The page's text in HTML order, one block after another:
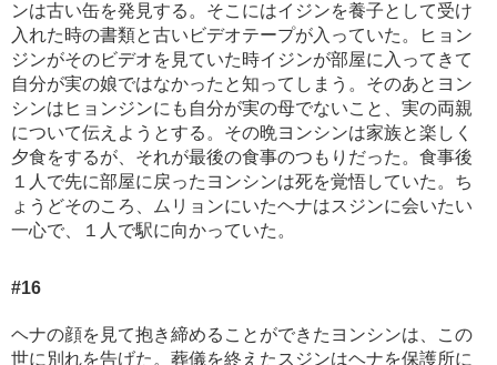
ンは古い缶を発見する。そこにはイジンを養子として受け
入れた時の書類と古いビデオテープが入っていた。ヒョン
ジンがそのビデオを見ていた時イジンが部屋に入ってきて
自分が実の娘ではなかったと知ってしまう。そのあとヨン
シンはヒョンジンにも自分が実の母でないこと、実の両親
について伝えようとする。その晩ヨンシンは家族と楽しく
夕食をするが、それが最後の食事のつもりだった。食事後
１人で先に部屋に戻ったヨンシンは死を覚悟していた。ち
ょうどそのころ、ムリョンにいたヘナはスジンに会いたい
一心で、１人で駅に向かっていた。
#16
ヘナの顔を見て抱き締めることができたヨンシンは、この
世に別れを告げた。葬儀を終えたスジンはヘナを保護所に